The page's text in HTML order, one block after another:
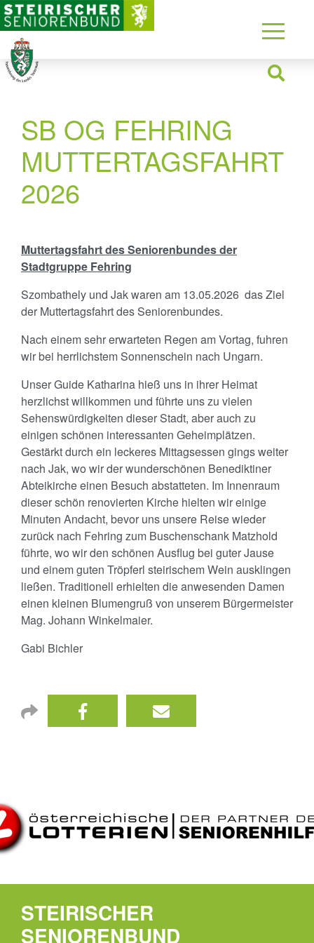
SB OG FEHRING
MUTTERTAGSFAHRT
2026
Muttertagsfahrt des Seniorenbundes der
Stadtgruppe Fehring
Szombathely und Jak waren am 13.05.2026 das Ziel
der Muttertagsfahrt des Seniorenbundes.
Nach einem sehr erwarteten Regen am Vortag, fuhren
wir bei herrlichstem Sonnenschein nach Ungarn.
Unser Guide Katharina hieß uns in ihrer Heimat
herzlichst willkommen und führte uns zu vielen
Sehenswürdigkeiten dieser Stadt, aber auch zu
einigen schönen interessanten Geheimplätzen.
Gestärkt durch ein leckeres Mittagsessen gings weiter
nach Jak, wo wir der wunderschönen Benediktiner
Abteikirche einen Besuch abstatteten. Im Innenraum
dieser schön renovierten Kirche hielten wir einige
Minuten Andacht, bevor uns unsere Reise wieder
zurück nach Fehring zum Buschenschank Matzhold
führte, wo wir den schönen Ausflug bei guter Jause
und einem guten Tröpferl steirischem Wein ausklingen
ließen. Traditionell erhielten die anwesenden Damen
einen kleinen Blumengruß von unserem Bürgermeister
Mag. Johann Winkelmaier.
Gabi Bichler
STEIRISCHER
SENIORENBUND